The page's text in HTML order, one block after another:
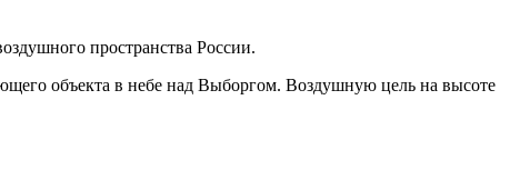
пространства России.
объекта в небе над Выборгом. Воздушную цель на высоте